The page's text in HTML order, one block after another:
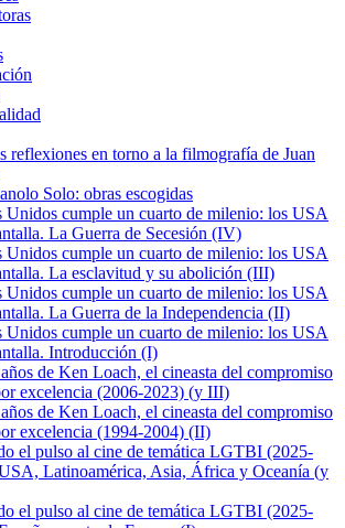
reflexiones en torno a la filmografía de Juan
Solo: obras escogidas
Unidos cumple un cuarto de milenio: los USA
La Guerra de Secesión (IV)
Unidos cumple un cuarto de milenio: los USA
La esclavitud y su abolición (III)
Unidos cumple un cuarto de milenio: los USA
La Guerra de la Independencia (II)
Unidos cumple un cuarto de milenio: los USA
Introducción (I)
de Ken Loach, el cineasta del compromiso
excelencia (2006-2023) (y III)
de Ken Loach, el cineasta del compromiso
excelencia (1994-2004) (II)
el pulso al cine de temática LGTBI (2025-
Latinoamérica, Asia, África y Oceanía (y
el pulso al cine de temática LGTBI (2025-